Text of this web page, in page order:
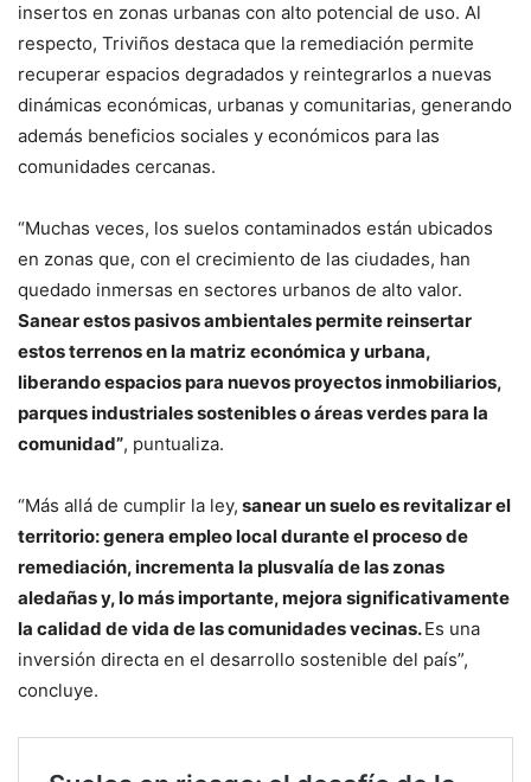
insertos en zonas urbanas con alto potencial de uso. Al
respecto, Triviños destaca que la remediación permite
recuperar espacios degradados y reintegrarlos a nuevas
dinámicas económicas, urbanas y comunitarias, generando
además beneficios sociales y económicos para las
comunidades cercanas.
“Muchas veces, los suelos contaminados están ubicados
en zonas que, con el crecimiento de las ciudades, han
quedado inmersas en sectores urbanos de alto valor.
Sanear estos pasivos ambientales permite reinsertar
estos terrenos en la matriz económica y urbana,
liberando espacios para nuevos proyectos inmobiliarios,
parques industriales sostenibles o áreas verdes para la
comunidad”, puntualiza.
“Más allá de cumplir la ley, sanear un suelo es revitalizar el
territorio: genera empleo local durante el proceso de
remediación, incrementa la plusvalía de las zonas
aledañas y, lo más importante, mejora significativamente
la calidad de vida de las comunidades vecinas.Es una
inversión directa en el desarrollo sostenible del país”,
concluye.